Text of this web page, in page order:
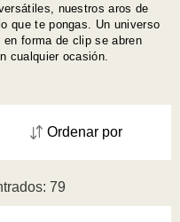
nuestros aros de
que te pongas. Un universo
forma de clip se abren
cualquier ocasión.
79
Ordenar por